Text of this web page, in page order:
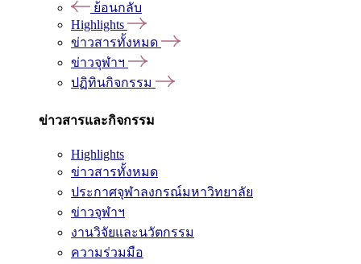
ย้อนกลับ
Highlights
ข่าวสารทั้งหมด
ข่าวจุฬาฯ
ปฏิทินกิจกรรม
ข่าวสารและกิจกรรม
Highlights
ข่าวสารทั้งหมด
ประกาศจุฬาลงกรณ์มหาวิทยาลัย
ข่าวจุฬาฯ
งานวิจัยและนวัตกรรม
ความร่วมมือ